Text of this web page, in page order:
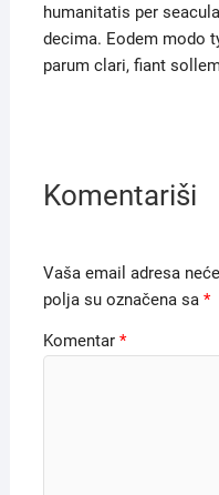
humanitatis per
decima. Eodem modo
parum clari, fiant
Komentariši
Vaša email adresa
polja su označena sa *
Komentar *